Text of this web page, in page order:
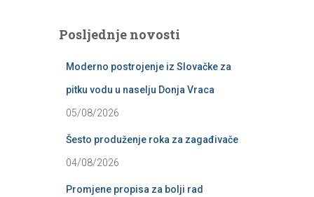
Posljednje novosti
Moderno postrojenje iz Slovačke za
pitku vodu u naselju Donja Vraca
05/08/2026
Šesto produženje roka za zagađivače
04/08/2026
Promjene propisa za bolji rad